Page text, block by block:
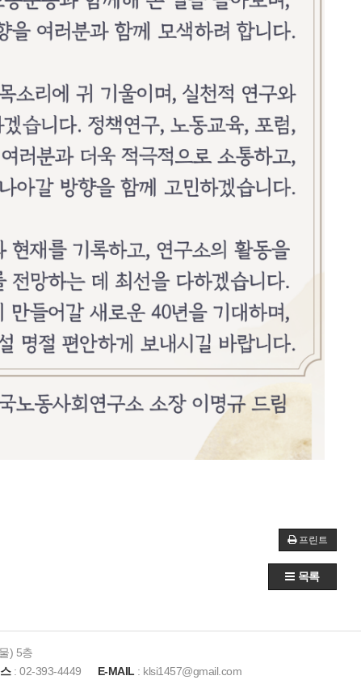
프린트
목록
) 5층
: 02-393-4449 E-MAIL: klsi1457@gmail.com